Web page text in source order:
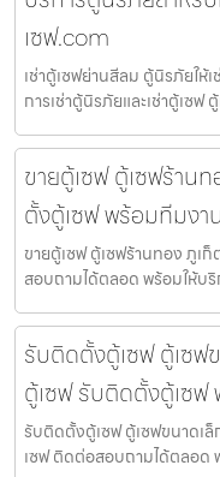
เซฟ.com
เช่าตู้เซฟย่านสีลม ตู้นิรภัยให้
การเช่าตู้นิรภัยและเช่าตู้เซ
ขายตู้เซฟ ตู้เซฟร้าน
ตั้งตู้เซฟ พร้อมทีมงา
ขายตู้เซฟ ตู้เซฟร้านทอง ภูเ
สอบถามได้ตลอด พร้อมให้บ
รับติดตั้งตู้เซฟ ตู้เซฟ
ตู้เซฟ รับติดตั้งตู้เซ
รับติดตั้งตู้เซฟ ตู้เซฟขนาดเ
เซฟ ติดต่อสอบถามได้ตลอด